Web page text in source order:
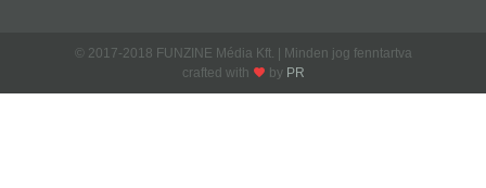
© 2017-2018 FUNZINE Média Kft. | Minden jog fenntartva
crafted with
by PR